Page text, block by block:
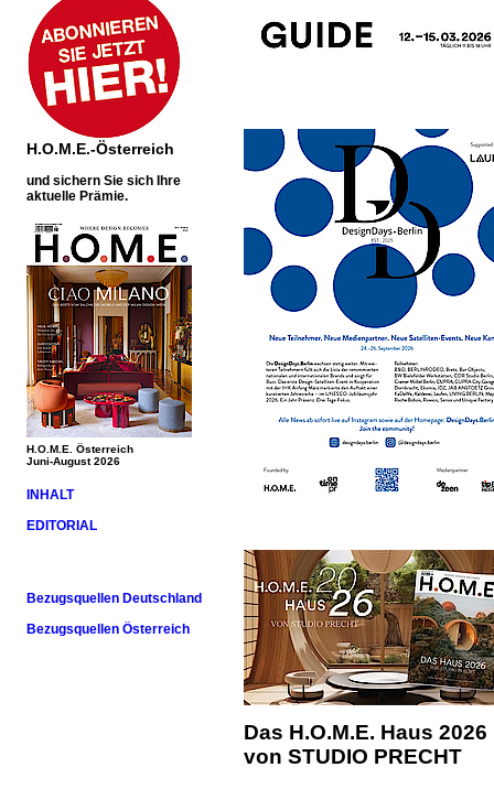
H.O.M.E.-Österreich
und sichern Sie sich Ihre
aktuelle Prämie.
H.O.M.E. Österreich
Juni-August 2026
INHALT
EDITORIAL
Bezugsquellen Deutschland
Bezugsquellen Österreich
Das H.O.M.E. Haus 2026
von STUDIO PRECHT